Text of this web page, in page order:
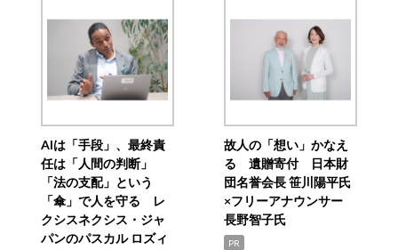
AIは「手段」、最終責
任は「人間の判断」
「法の支配」という
「傘」で人を守る レ
クシスネクシス・ジャ
パンのパスカル ロズィ
故人の「想い」かなえ
る 遺贈寄付 日本財
団名誉会長 笹川陽平氏
×フリーアナウンサー
長野智子氏
PR